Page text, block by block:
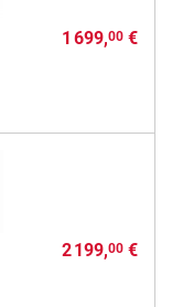
1 699,00€
2 199,00€